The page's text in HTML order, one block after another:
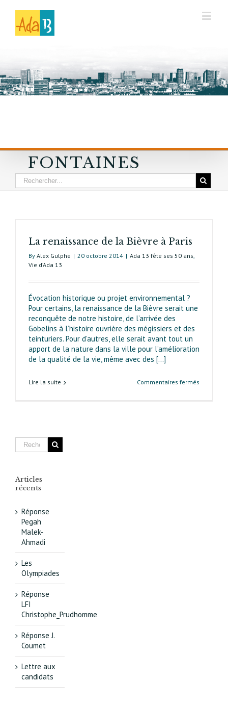
FONTAINES
La renaissance de la Bièvre à Paris
By Alex Gulphe | 20 octobre 2014 | Ada 13 fête ses 50 ans,
Vie d’Ada 13
Évocation historique ou projet environnemental ?
Pour certains, la renaissance de la Bièvre serait une
reconquête de notre histoire, de l’arrivée des
Gobelins à l’histoire ouvrière des mégissiers et des
teinturiers. Pour d’autres, elle serait avant tout un
apport de la nature dans la ville pour l’amélioration
de la qualité de la vie, même avec des [...]
Lire la suite Commentaires fermés
Articles
récents
Réponse
Pegah
Malek-
Ahmadi
Les
Olympiades
Réponse
LFI
Christophe_Prudhomme
Réponse J.
Coumet
Lettre aux
candidats